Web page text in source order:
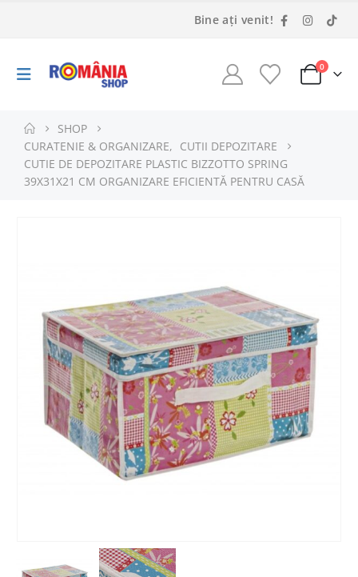
Bine ați venit!
0
SHOP
CURATENIE & ORGANIZARE,
CUTII DEPOZITARE
CUTIE DE DEPOZITARE PLASTIC BIZZOTTO SPRING
39X31X21 CM ORGANIZARE EFICIENTĂ PENTRU CASĂ